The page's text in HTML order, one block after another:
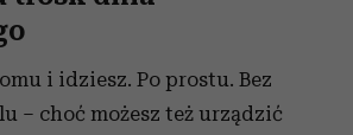
i idziesz. Po prostu. Bez
– choć możesz też urządzić